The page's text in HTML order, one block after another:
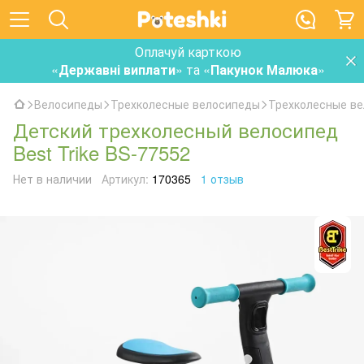
Оплачуй карткою
«Державні виплати» та «Пакунок Малюка»
Велосипеды Трехколесные велосипеды Трехколесные
Детский трехколесный велосипед
Best Trike BS-77552
Нет в наличии Артикул: 170365 1 отзыв